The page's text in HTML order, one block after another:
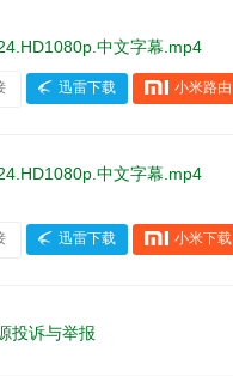
中文字幕.mp4
迅雷下载 小米路由
中文字幕.mp4
迅雷下载 小米下载
投诉与举报